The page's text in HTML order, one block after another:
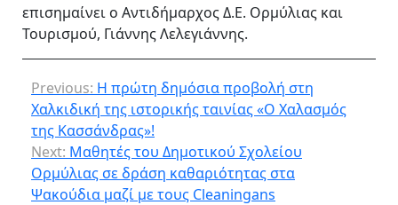
επισημαίνει ο Αντιδήμαρχος Δ.Ε. Ορμύλιας και
Τουρισμού, Γιάννης Λελεγιάννης.
Previous: Η πρώτη δημόσια προβολή στη
Χαλκιδική της ιστορικής ταινίας «Ο Χαλασμός
της Κασσάνδρας»!
Next: Μαθητές του Δημοτικού Σχολείου
Ορμύλιας σε δράση καθαριότητας στα
Ψακούδια μαζί με τους Cleaningans